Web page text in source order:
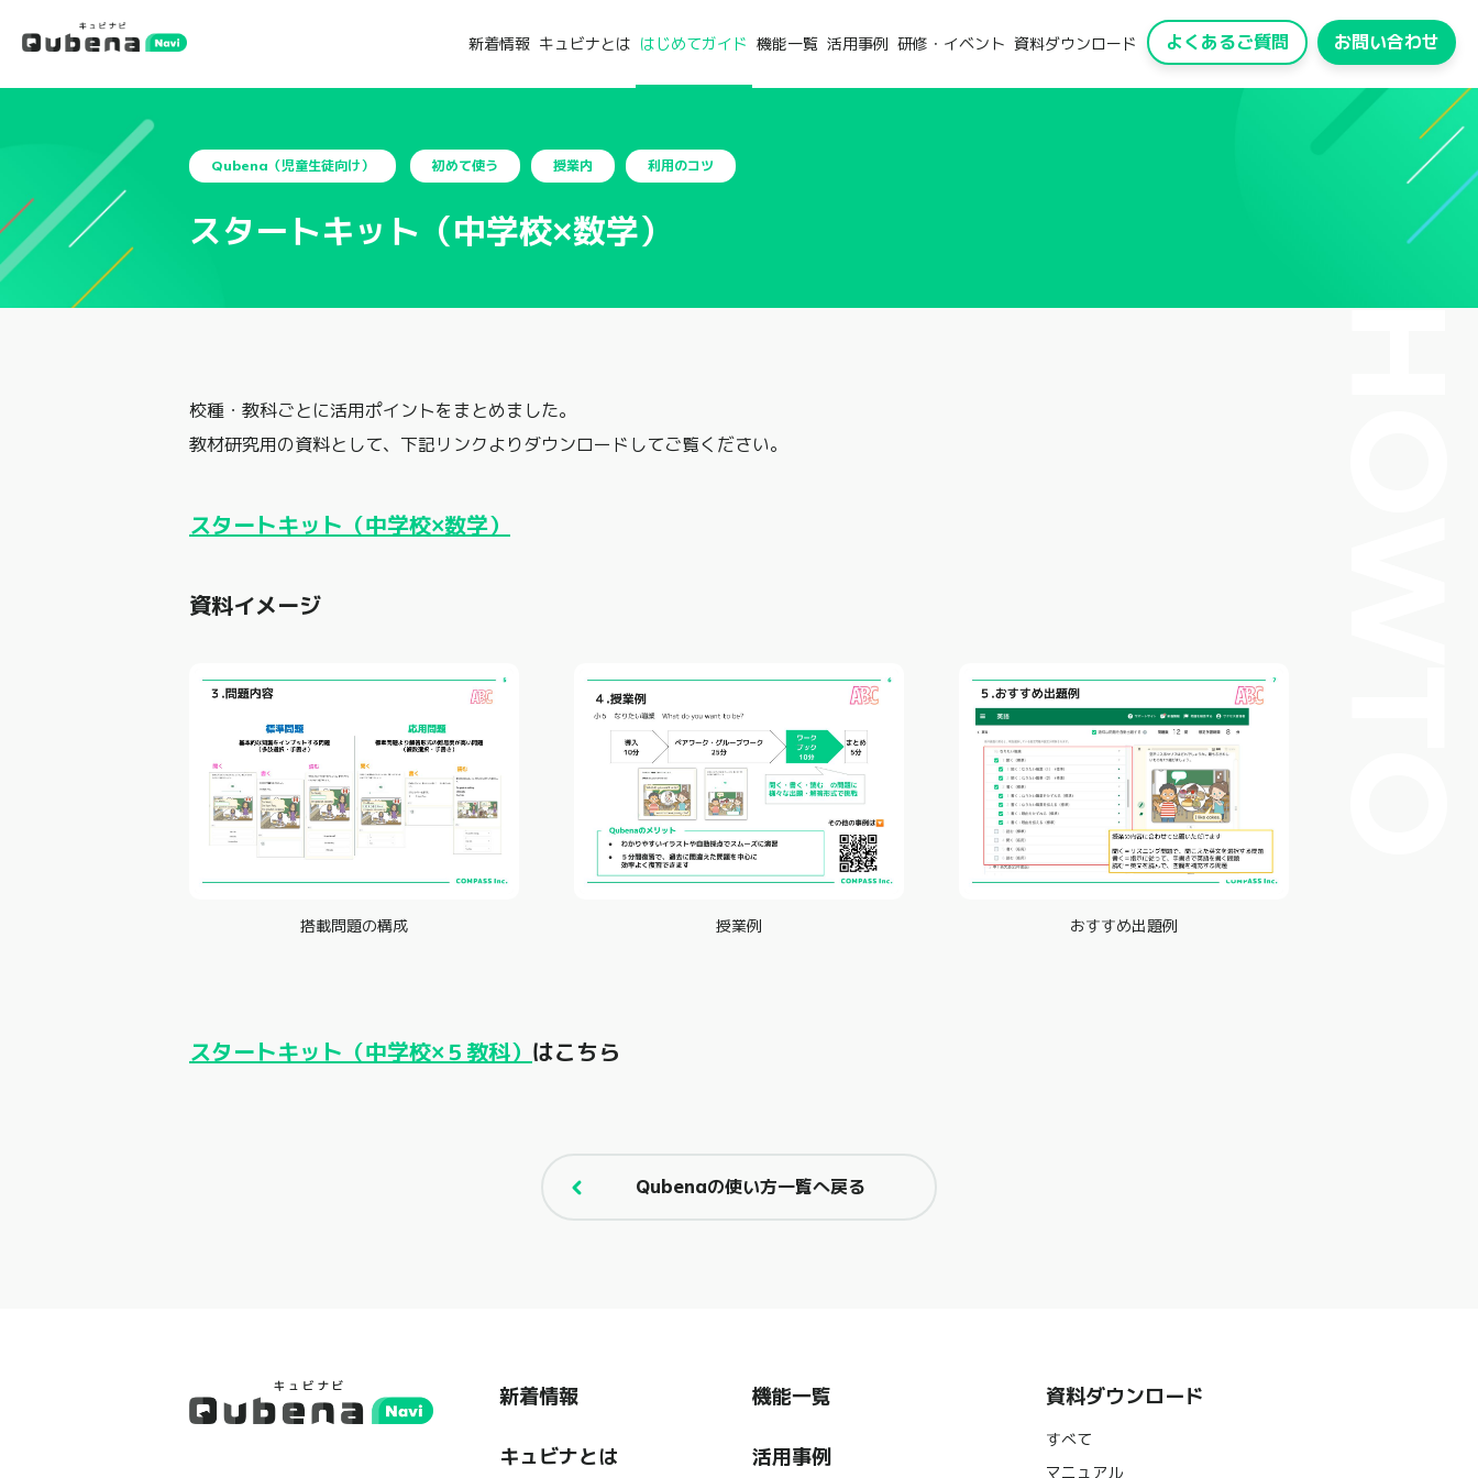
新着情報 キュビナとは はじめてガイド 機能一覧 活用事例 研修・イベント 資料ダウンロード よくあるご質問 お問い合わせ
Qubena（児童生徒向け） 初めて使う 授業内 利用のコツ
スタートキット（中学校×数学）
校種・教科ごとに活用ポイントをまとめました。
教材研究用の資料として、下記リンクよりダウンロードしてご覧ください。
スタートキット（中学校×数学）
資料イメージ
搭載問題の構成 授業例 おすすめ出題例
スタートキット（中学校×５教科） はこちら
Qubenaの使い方一覧へ戻る
新着情報
キュビナとは
機能一覧
活用事例
資料ダウンロード
すべて
マニュアル